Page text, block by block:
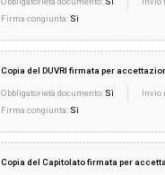
Firma congiunta: Sì
Copia del DUVRI firmata per
Obbligatorietà documento: Sì Invio
Firma congiunta: Sì
Copia del Capitolato firmata per